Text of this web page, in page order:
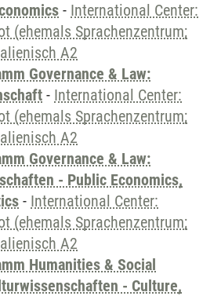
- International Center:
(ehemals Sprachenzentrum;
A2
Governance & Law:
- International Center:
(ehemals Sprachenzentrum;
A2
Governance & Law:
- Public Economics,
- International Center:
(ehemals Sprachenzentrum;
A2
Humanities & Social
- Culture,